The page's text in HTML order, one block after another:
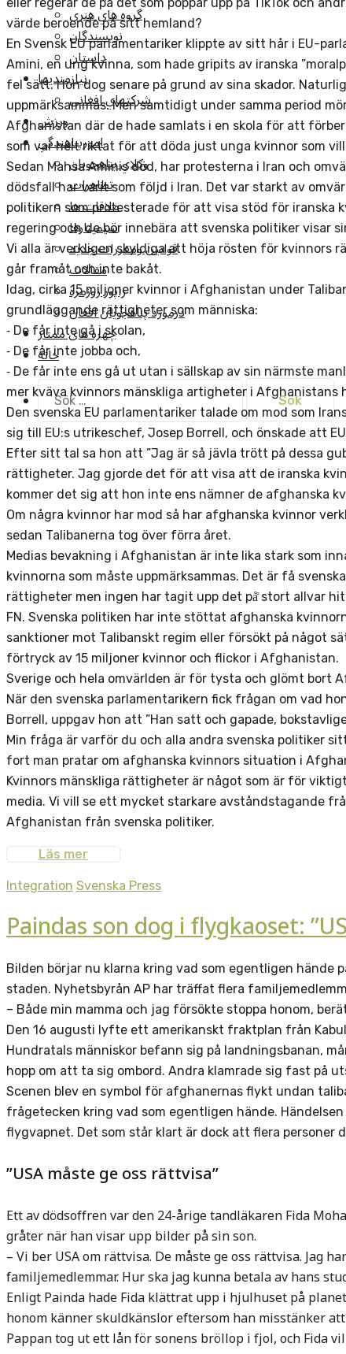
گروه هاي هنري
نويسندگان
داستان
نيازمنديها
شرکتهاي افغاني
ورزش
امورپناهندگي
وکلاي پناهجويان
تظاهرات
ملاقات ها
سيمينارها
قوانين ومقررات جديد
مقالات
راپور روزمره
درمورد پناهجويان افغان
چهره های ممتاز
خانه
Sök
efter:
värde beroende på sitt hemland?
En Svensk EU parlamentariker klippte av sitt hår i EU-
Amini, en ung kvinna, som hade gripits av iranska
fel sätt. Hon dog senare på grund av sina skador.
uppmärksammas. Men samtidigt under samma period
Afghanistan där de hade samlats i en skola för att
som var helt riktat för att döda just unga kvinnor som
Sedan Mahsa Aminis död, har protesterna i Iran och
dödsfall har varit som följd i Iran. Det var starkt av
politikern som protesterade för att visa stöd för iranska
regering och de bör innebära att svenska politiker visar
Vi alla är verkligen skyldiga att höja rösten för kvinnors
går framåt och inte bakåt.
Idag, cirka 15 miljoner kvinnor i Afghanistan under
grundläggande rättigheter som människa:
⁃ De får inte gå i skolan,
⁃ De får inte jobba och,
⁃ De får inte ens gå ut utan i sällskap av sin närmste
mer kväva kvinnors mänskliga artigheter i Afghanistans
Den svenska EU parlamentariker talade om mod som
sig till EU:s utrikeschef, Josep Borrell, och önskade att
Efter sitt tal sa hon att ”Jag är så jävla trött på dessa
rättigheter. Jag gjorde det för att visa att de iranska
kommer det sig att hon inte ens nämner de afghanska
Om några kvinnor har mod så har afghanska kvinnor
sedan Talibanerna tog över förra året.
Medias bevakning i Afghanistan är inte lika stark som
kvinnorna som måste uppmärksammas. Det är få
rättigheter men ingen har tagit upp det på̊ stort allvar
FN. Svenska politiken har inte stöttat afghanska
sanktioner mot Talibanskt regim eller försökt på något
förtryck av 15 miljoner kvinnor och flickor i Afghanistan.
Sverige och hela omvärlden är för tysta och glömt bort
När den svenska parlamentarikern fick frågan om vad
Borrell, uppgav hon att ”Han satt och gapade,
Min fråga är varför du och alla andra svenska politiker
fort man pratar om afghanska kvinnors situation i
Kvinnors mänskliga rättigheter är något som är för
media. Vi vill se ett mycket starkare avståndstagande
Afghanistan från svenska politiker.
Läs mer
Integration Svenska Press
Paindas son dog i flygkaoset:
Bilden börjar nu klarna kring vad som egentligen hände
staden. Nyhetsbyrån AP har träffat flera
– Både min mamma och jag försökte stoppa honom,
Den 16 augusti lyfte ett amerikanskt fraktplan från
Hundratals människor befann sig på landningsbanan,
hopp om att ta sig ombord. Andra klamrade sig fast på
Scenen blev en symbol för afghanernas flykt undan
frågetecken kring vad som egentligen hände.
flygvapnet. Det som står klart är dock att flera personer
”USA måste ge oss rättvisa”
Ett av dödsoffren var den 24-årige tandläkaren Fida
gråter när han visar upp bilder på sin son.
– Vi ber USA om rättvisa. De måste ge oss rättvisa. Jag
familjemedlemmar. Hur ska jag kunna betala av hans
Enligt Painda hade Fida klättrat upp i hjulhuset på
honom känner skuldkänslor eftersom han misstänker
Pappan tog ut ett lån för sonens bröllop i fjol, och Fida